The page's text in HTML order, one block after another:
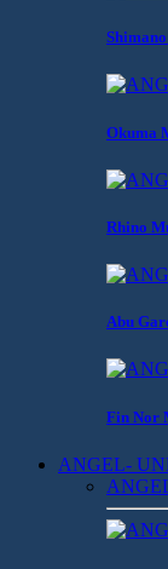
Okuma
Rhino
Abu
Fin Nor
ANGEL-